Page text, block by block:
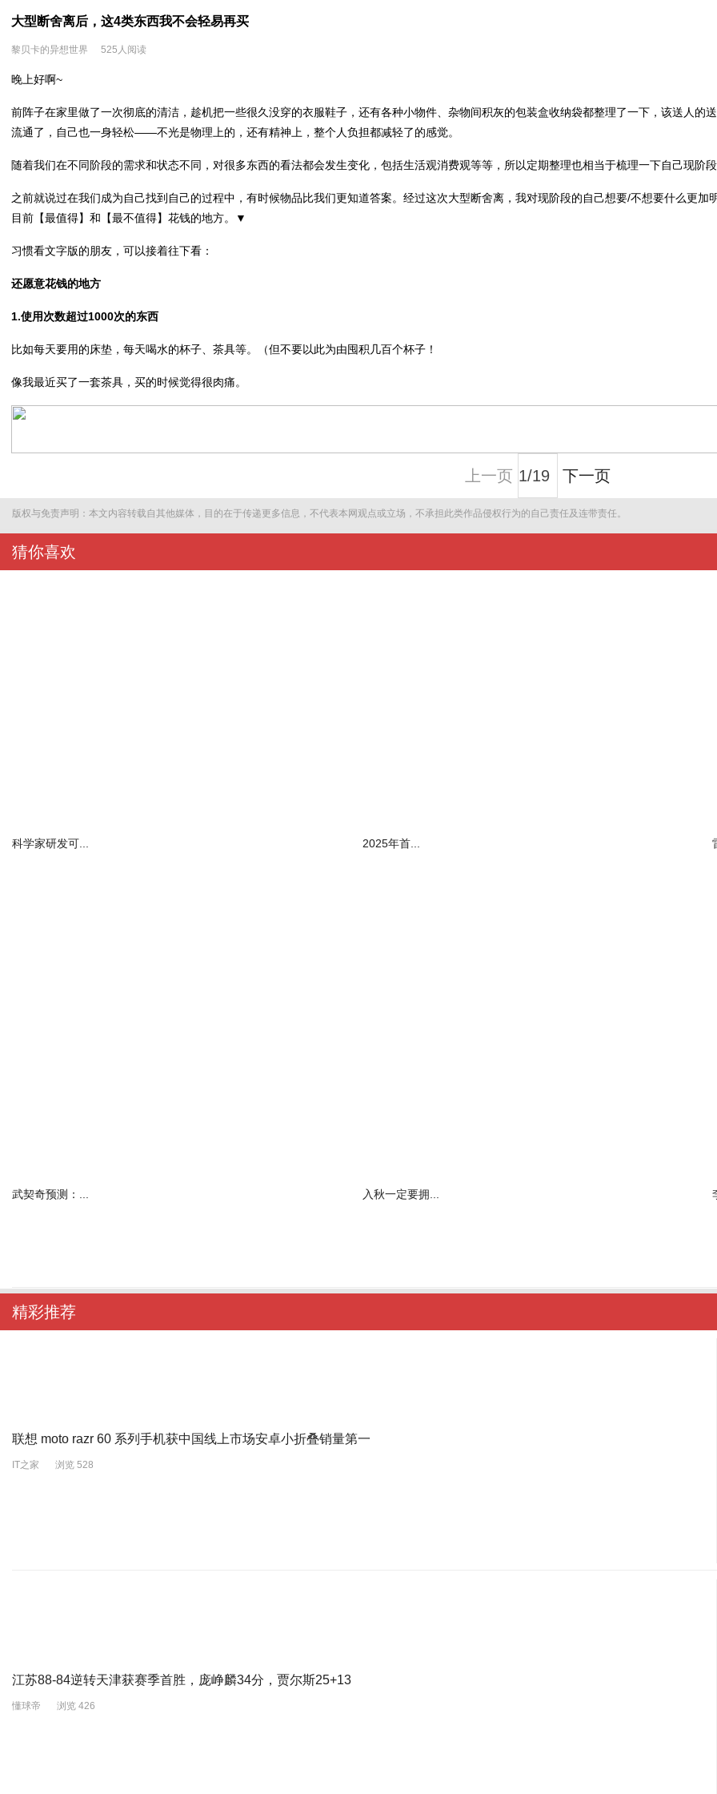
大型断舍离后，这4类东西我不会轻易再买
黎贝卡的异想世界 525人阅读
晚上好啊~
前阵子在家里做了一次彻底的清洁，趁机把一些很久没穿的衣服鞋子，还有各种小物件、杂物间积灰的包装盒收纳袋都整理了一下，该送人的
流通了，自己也一身轻松——不光是物理上的，还有精神上，整个人负担都减轻了的感觉。
随着我们在不同阶段的需求和状态不同，对很多东西的看法都会发生变化，包括生活观消费观等等，所以定期整理也相当于梳理一下自己现阶段
之前就说过在我们成为自己找到自己的过程中，有时候物品比我们更知道答案。经过这次大型断舍离，我对现阶段的自己想要/不想要什么更
目前【最值得】和【最不值得】花钱的地方。▼
习惯看文字版的朋友，可以接着往下看：
还愿意花钱的地方
1.使用次数超过1000次的东西
比如每天要用的床垫，每天喝水的杯子、茶具等。（但不要以此为由囤积几百个杯子！
像我最近买了一套茶具，买的时候觉得很肉痛。
上一页 下一页
版权与免责声明：本文内容转载自其他媒体，目的在于传递更多信息，不代表本网观点或立场，不承担此类作品侵权行为的自己责任及连带责任。
猜你喜欢
科学家研发可... 2025年首...
武契奇预测：... 入秋一定要拥...
精彩推荐
联想 moto razr 60 系列手机获中国线上市场安卓小折叠销量第一
IT之家 浏览 528
江苏88-84逆转天津获赛季首胜，庞峥麟34分，贾尔斯25+13
懂球帝 浏览 426